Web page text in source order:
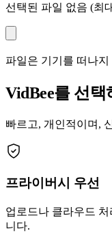
선택된 파일 없음 (최
파일은 기기를 떠나지
VidBee를 선택
빠르고, 개인적이며,
프라이버시 우선
업로드나 클라우드
니다.